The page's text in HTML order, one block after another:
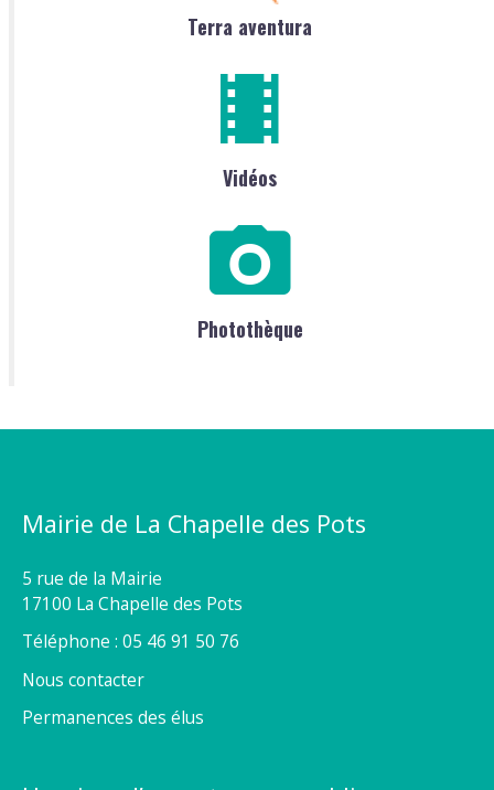
Terra aventura
Vidéos
Photothèque
Mairie de La Chapelle des Pots
5 rue de la Mairie
17100 La Chapelle des Pots
Téléphone : 05 46 91 50 76
Nous contacter
Permanences des élus